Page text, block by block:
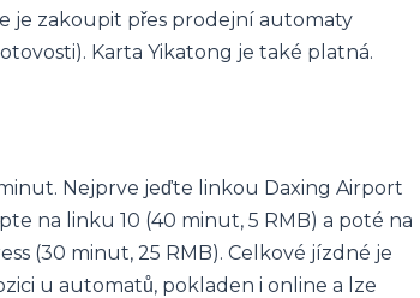
je zakoupit přes prodejní automaty
Karta Yikatong je také platná.
Nejprve jeďte linkou Daxing Airport
na linku 10 (40 minut, 5 RMB) a poté na
(30 minut, 25 RMB). Celkové jízdné je
u automatů, pokladen i online a lze